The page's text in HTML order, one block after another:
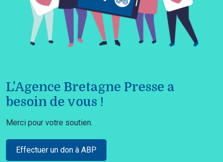
L'Agence Bretagne Presse a
besoin de vous !
Merci pour votre soutien.
Effectuer un don à ABP